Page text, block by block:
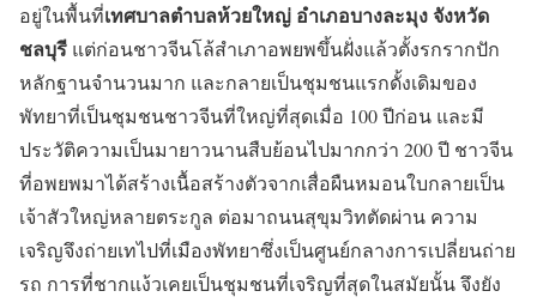
อยู่ในพื้นที่เทศบาลตำบลห้วยใหญ่ อำเภอบางละมุง จังหวัด
ชลบุรี แต่ก่อนชาวจีนโล้สำเภาอพยพขึ้นฝั่งแล้วตั้งรกรากปัก
หลักฐานจำนวนมาก และกลายเป็นชุมชนแรกดั้งเดิมของ
พัทยาที่เป็นชุมชนชาวจีนที่ใหญ่ที่สุดเมื่อ 100 ปีก่อน และมี
ประวัติความเป็นมายาวนานสืบย้อนไปมากกว่า 200 ปี ชาวจีน
ที่อพยพมาได้สร้างเนื้อสร้างตัวจากเสื่อผืนหมอนใบกลายเป็น
เจ้าสัวใหญ่หลายตระกูล ต่อมาถนนสุขุมวิทตัดผ่าน ความ
เจริญจึงถ่ายเทไปที่เมืองพัทยาซึ่งเป็นศูนย์กลางการเปลี่ยนถ่าย
รถ การที่ชากแง้วเคยเป็นชุมชนที่เจริญที่สุดในสมัยนั้น จึงยัง